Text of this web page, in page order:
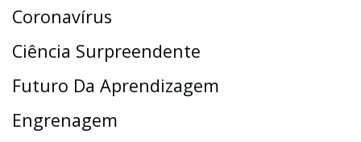
Coronavírus
Ciência Surpreendente
Futuro Da Aprendizagem
Engrenagem